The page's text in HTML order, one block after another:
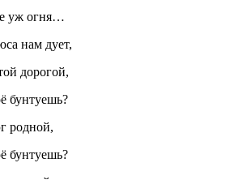
уж огня…
нам дует,
дорогой,
бунтуешь?
родной,
бунтуешь?